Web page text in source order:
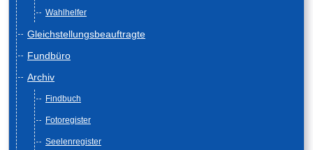
Wahlhelfer
Gleichstellungsbeauftragte
Fundbüro
Archiv
Findbuch
Fotoregister
Seelenregister